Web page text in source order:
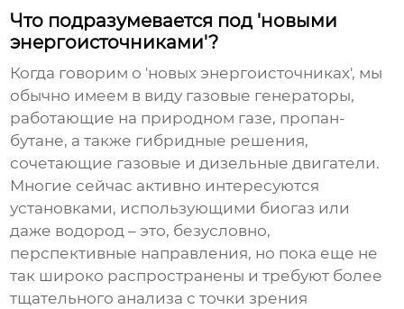
Что подразумевается под 'новыми
энергоисточниками'?
Когда говорим о 'новых энергоисточниках', мы
обычно имеем в виду газовые генераторы,
работающие на природном газе, пропан-
бутане, а также гибридные решения,
сочетающие газовые и дизельные двигатели.
Многие сейчас активно интересуются
установками, использующими биогаз или
даже водород – это, безусловно,
перспективные направления, но пока еще не
так широко распространены и требуют более
тщательного анализа с точки зрения